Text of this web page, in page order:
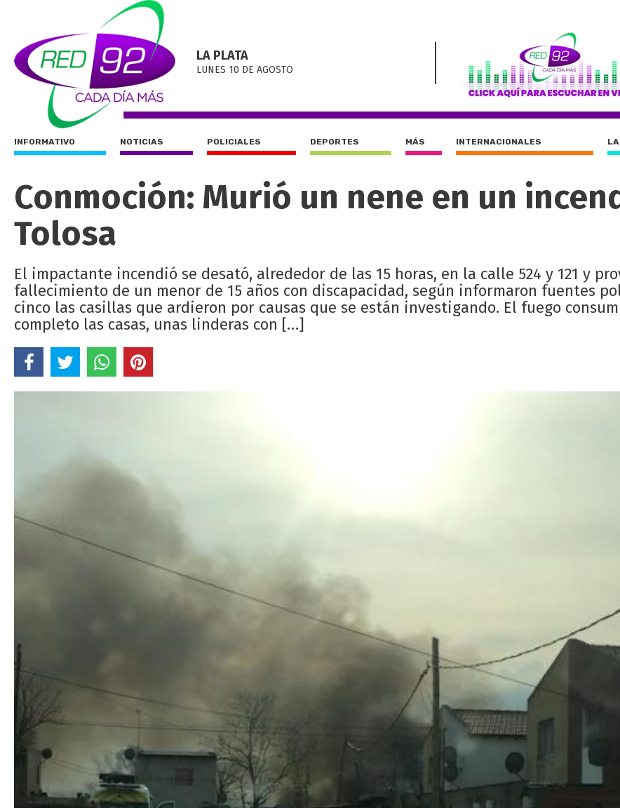
LA PLATA
LUNES 10 DE AGOSTO
INFORMATIVO NOTICIAS POLICIALES DEPORTES MÁS INTERNACIONALES LA
Conmoción: Murió un nene en un
Tolosa
El impactante incendió se desató, alrededor de las 15 horas, en la calle 524 y 121 y
fallecimiento de un menor de 15 años con discapacidad, según informaron fuentes
cinco las casillas que ardieron por causas que se están investigando. El fuego
completo las casas, unas linderas con […]